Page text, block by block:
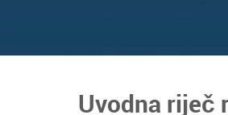
Uvodna riječ